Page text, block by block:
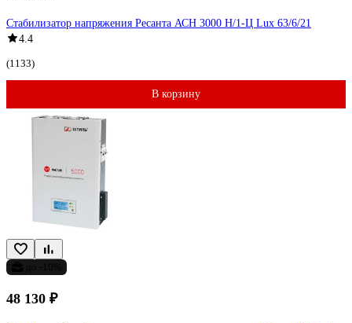
Стабилизатор напряжения Ресанта АСН 3000 Н/1-Ц Lux 63/6/21
4.4
(1133)
В корзину
48 130 ₽